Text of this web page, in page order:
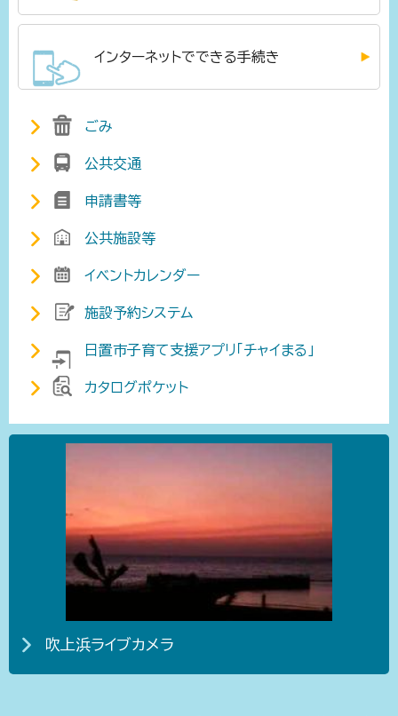
インターネットでできる手続き
ごみ
公共交通
申請書等
公共施設等
イベントカレンダー
施設予約システム
日置市子育て支援アプリ「チャイまる」
カタログポケット
吹上浜ライブカメラ